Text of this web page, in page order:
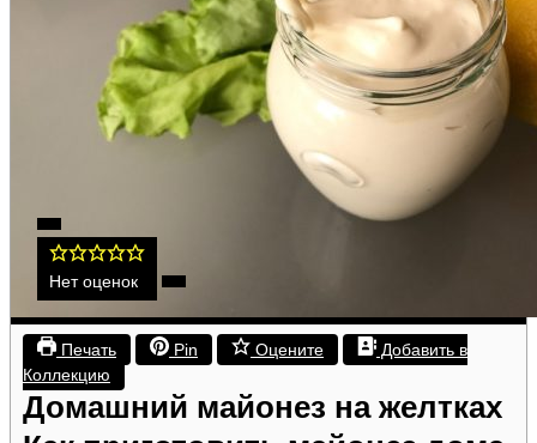
Нет оценок
Печать Pin Оцените
Добавить в
Коллекцию
Домашний майонез на желтках